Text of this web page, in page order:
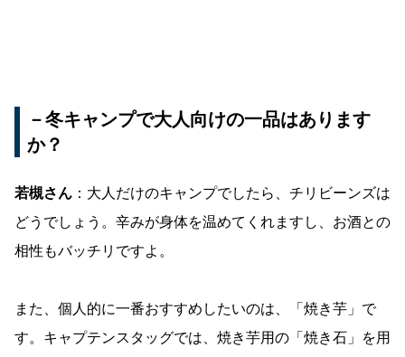
－冬キャンプで大人向けの一品はあります
か？
若槻さん ：大人だけのキャンプでしたら、チリビーンズは
どうでしょう。辛みが身体を温めてくれますし、お酒との
相性もバッチリですよ。
また、個人的に一番おすすめしたいのは、「焼き芋」で
す。キャプテンスタッグでは、焼き芋用の「焼き石」を用